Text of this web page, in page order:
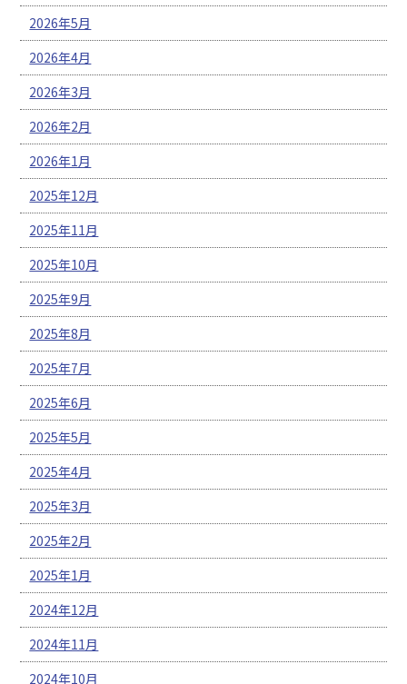
2026年5月
2026年4月
2026年3月
2026年2月
2026年1月
2025年12月
2025年11月
2025年10月
2025年9月
2025年8月
2025年7月
2025年6月
2025年5月
2025年4月
2025年3月
2025年2月
2025年1月
2024年12月
2024年11月
2024年10月